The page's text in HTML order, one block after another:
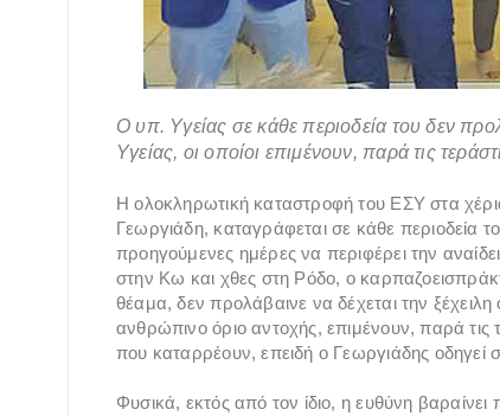
Ο υπ. Υγείας σε κάθε περιοδεία του δεν
Υγείας, οι οποίοι επιμένουν, παρά τις
Η ολοκληρωτική καταστροφή του ΕΣΥ στα
Γεωργιάδη, καταγράφεται σε κάθε περιοδεία
προηγούμενες ημέρες να περιφέρει την
στην Κω και χθες στη Ρόδο, ο
θέαμα, δεν προλάβαινε να δέχεται την
ανθρώπινο όριο αντοχής, επιμένουν, παρά τις
που καταρρέουν, επειδή ο Γεωργιάδης οδηγεί
Φυσικά, εκτός από τον ίδιο, η ευθύνη